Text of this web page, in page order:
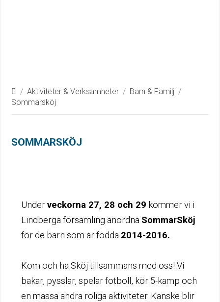
Home
/ Aktiviteter & Verksamheter / Barn & Familj /
Sommarsköj
SOMMARSKÖJ
Underveckorna 27, 28 och 29 kommer vi i
Lindberga församling anordna SommarSköj
för de barn som är födda 2014-2016.
Kom och ha Sköj tillsammans med oss! Vi
bakar, pysslar, spelar fotboll, kör 5-kamp och
en massa andra roliga aktiviteter. Kanske blir